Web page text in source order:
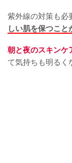
紫外線の対策も必
しい肌を保つこと
朝と夜のスキンケ
て気持ちも明るく